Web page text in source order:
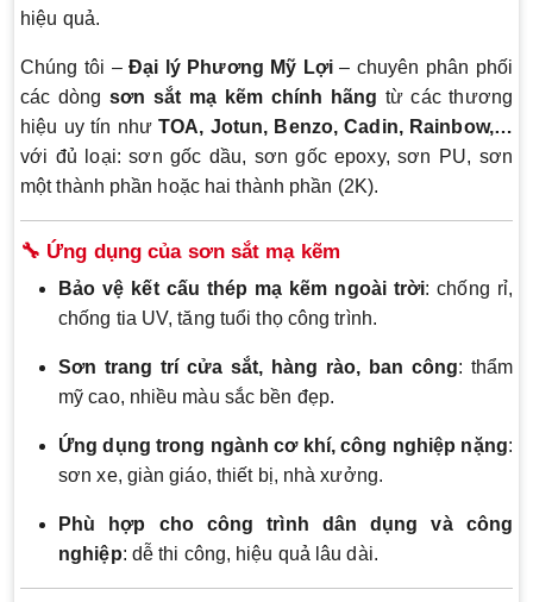
hiệu quả.
Chúng tôi – Đại lý Phương Mỹ Lợi – chuyên phân phối
các dòng sơn sắt mạ kẽm chính hãng từ các thương
hiệu uy tín nhưTOA, Jotun, Benzo, Cadin, Rainbow,…
với đủ loại: sơn gốc dầu, sơn gốc epoxy, sơn PU, sơn
một thành phần hoặc hai thành phần (2K).
🔧 Ứng dụng của sơn sắt mạ kẽm
Bảo vệ kết cấu thép mạ kẽm ngoài trời: chống rỉ,
chống tia UV, tăng tuổi thọ công trình.
Sơn trang trí cửa sắt, hàng rào, ban công: thẩm
mỹ cao, nhiều màu sắc bền đẹp.
Ứng dụng trong ngành cơ khí, công nghiệp nặng:
sơn xe, giàn giáo, thiết bị, nhà xưởng.
Phù hợp cho công trình dân dụng và công
nghiệp: dễ thi công, hiệu quả lâu dài.